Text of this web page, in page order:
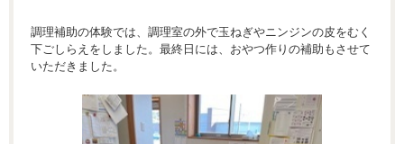
調理補助の体験では、調理室の外で玉ねぎやニンジンの皮をむく
下ごしらえをしました。最終日には、おやつ作りの補助もさせて
いただきました。